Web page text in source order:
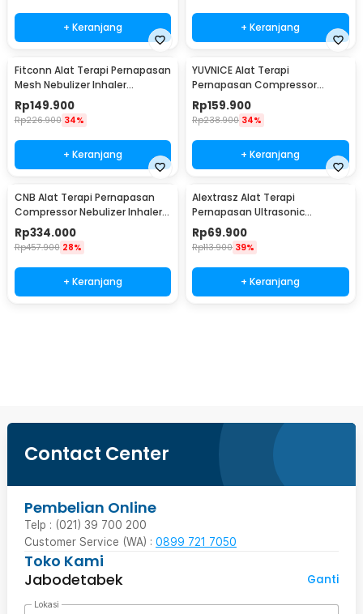
+ Keranjang + Keranjang
Fitconn Alat Terapi Pernapasan
Mesh Nebulizer Inhaler
Atomizer - MY-135B
Rp149.900
Rp226.900 34%
+ Keranjang
YUVNICE Alat Terapi
Pernapasan Compressor
Nebulizer Inhaler Atomizer -
CDC-300S
Rp159.900
Rp238.900 34%
+ Keranjang
CNB Alat Terapi Pernapasan
Compressor Nebulizer Inhaler
Atomizer - 69025S
Rp334.000
Rp457.900 28%
+ Keranjang
Alextrasz Alat Terapi
Pernapasan Ultrasonic
Nebulizer Inhaler Atomizer -
FLK-W301
Rp69.900
Rp113.900 39%
+ Keranjang
Contact Center
Pembelian Online
Telp : (021) 39 700 200
Customer Service (WA) : 0899 721 7050
Toko Kami
Jabodetabek
Ganti
Lokasi